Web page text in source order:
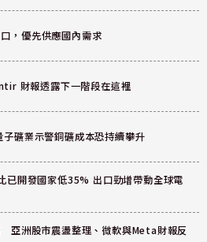
，優先供應國內需求
財報透露下一階段在這裡
礦業示警銅礦成本恐持續攀升
已開發國家低35% 出口勁增帶動全球電
亞洲股市震盪整理、微軟與Meta財報反